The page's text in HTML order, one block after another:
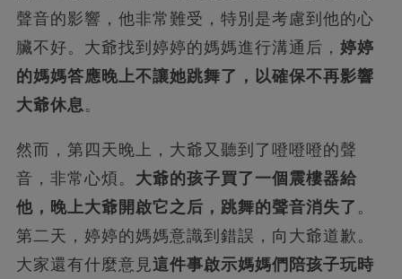
聲音的影響，他非常難受，特別是考慮到他的心
臟不好。大爺找到婷婷的媽媽進行溝通后， 婷婷
的媽媽答應晚上不讓她跳舞了，以確保不再影響
大爺休息。
然而，第四天晚上，大爺又聽到了噔噔噔的聲
音，非常心煩。 大爺的孩子買了一個震樓器給
他，晚上大爺開啟它之后，跳舞的聲音消失了 。
第二天，婷婷的媽媽意識到錯誤，向大爺道歉。
大家還有什麼意見這件事啟示媽媽們陪孩子玩時